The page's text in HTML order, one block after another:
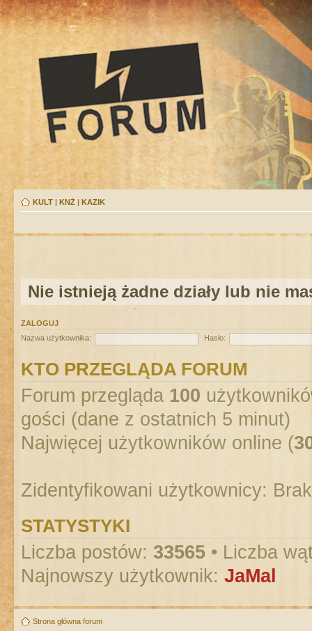
KULT | KNŻ | KAZIK
Nie istnieją żadne działy lub nie
ZALOGUJ
Nazwa użytkownika:
Hasło:
KTO PRZEGLĄDA FORUM
Forum przegląda 100
gości (dane z ostatnich 5 minut)
Najwięcej użytkowników online (
Zidentyfikowani użytkownicy:
STATYSTYKI
Liczba postów: 33565 • Liczba
Najnowszy użytkownik: JaMal
Strona główna forum